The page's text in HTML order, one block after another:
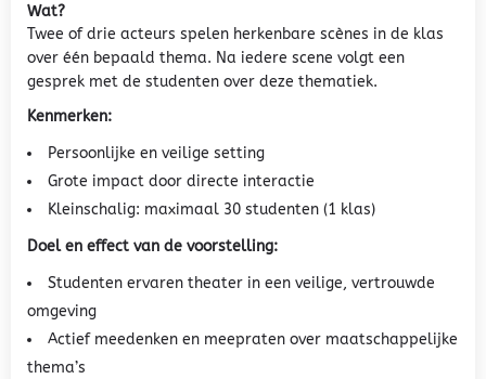
Wat?
Twee of drie acteurs spelen herkenbare scènes in de klas
over één bepaald thema. Na iedere scene volgt een
gesprek met de studenten over deze thematiek.
Kenmerken:
Persoonlijke en veilige setting
Grote impact door directe interactie
Kleinschalig: maximaal 30 studenten (1 klas)
Doel en effect van de voorstelling:
Studenten ervaren theater in een veilige, vertrouwde
omgeving
Actief meedenken en meepraten over maatschappelijke
thema’s